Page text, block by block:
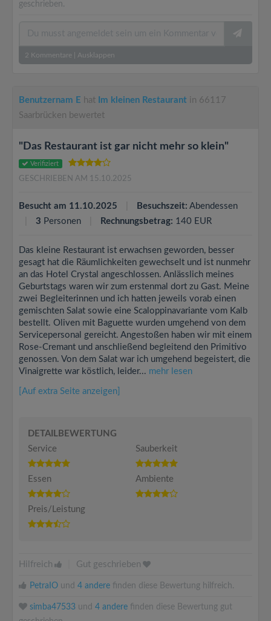
geschrieben.
2 Kommentare Ausklappen
Benutzernam E hat Im kleinen Restaurant in 66117
Saarbrücken bewertet
"Das Restaurant ist gar nicht mehr so klein"
Verifiziert
GESCHRIEBEN AM 15.10.2025
Besucht am 11.10.2025 Besuchszeit: Abendessen
3 Personen Rechnungsbetrag: 140 EUR
Das kleine Restaurant ist erwachsen geworden, besser
gesagt hat die Räumlichkeiten gewechselt und ist nunmehr
an das Hotel Crystal angeschlossen. Anlässlich meines
Geburtstags waren wir zum erstenmal dort zu Gast. Meine
zwei Begleiterinnen und ich hatten jeweils vorab einen
gemischten Salat sowie eine Scaloppinavariante vom Kalb
bestellt. Oliven mit Baguette wurden umgehend von dem
Servicepersonal gereicht. Angestoßen haben wir mit einem
Rose-Cremant und anschließend begleitend den Primitivo
genossen. Von dem Salat war ich umgehend begeistert, die
Vinaigrette war köstlich, leider... mehr lesen
[Auf extra Seite anzeigen]
DETAILBEWERTUNG
Service
Sauberkeit
Essen Ambiente
Preis/Leistung
Hilfreich Gut geschrieben
PetraIO und 4 andere finden diese Bewertung hilfreich.
simba47533 und 4 andere finden diese Bewertung gut